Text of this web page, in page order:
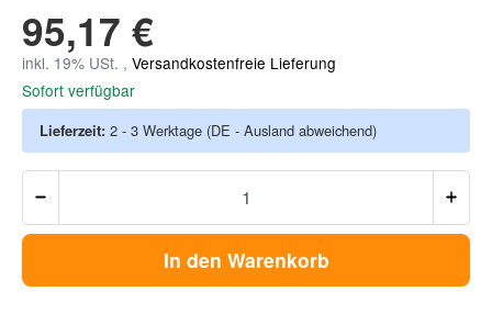
95,17 €
inkl. 19% USt. , Versandkostenfreie Lieferung
Sofort verfügbar
Lieferzeit: 2 - 3 Werktage (DE - Ausland abweichend)
In den Warenkorb